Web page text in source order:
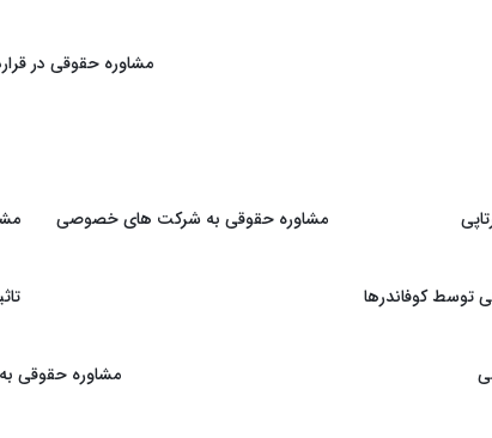
مشاوره حقوقی در
توسط کوفاندرها
مشاوره حقوقی به شرکت های خصوصی
مشاوره حقوقی